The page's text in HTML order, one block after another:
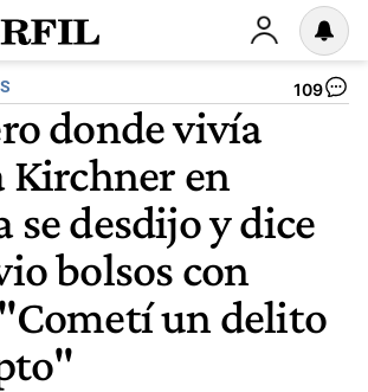
109
donde vivía
Kirchner en
se desdijo y dice
bolsos con
un delito